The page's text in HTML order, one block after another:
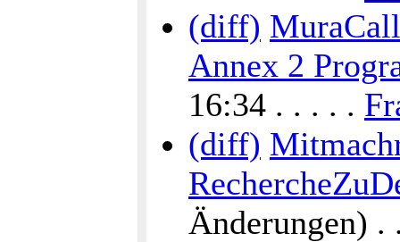
(diff)
Annex 2
16:34 . . . . .
(diff)
Änderungen)